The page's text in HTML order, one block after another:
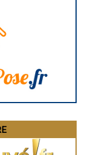
d'Aigues
à Le Barroux
à Viens
à Gigondas
à Roaix
à Vaugines
Pierre-de-Vassols
à Villedieu
à Crestet
à Modène
à Méthamis
du-Rhône
à Blauvac